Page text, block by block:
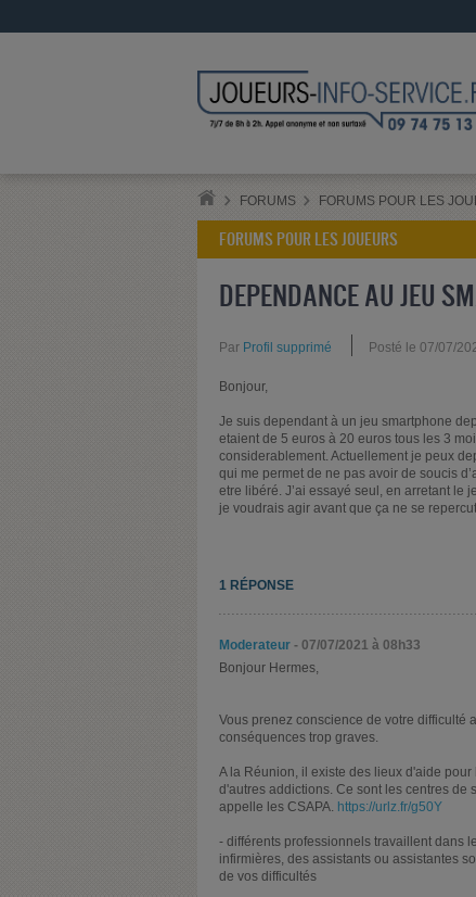
FORUMS FORUMS POUR LES
FORUMS POUR LES JOUEURS
DEPENDANCE AU JEU
Par Profil supprimé Posté le 07/07/
Bonjour,
Je suis dependant à un jeu smartphone
etaient de 5 euros à 20 euros tous les 3
considerablement. Actuellement je peux
qui me permet de ne pas avoir de soucis
etre libéré. J’ai essayé seul, en arretant le
je voudrais agir avant que ça ne se
1 RÉPONSE
Moderateur - 07/07/2021 à 08h33
Bonjour Hermes,
Vous prenez conscience de votre difficulté
conséquences trop graves.
A la Réunion, il existe des lieux d'aide
d'autres addictions. Ce sont les centres
appelle les CSAPA. https://urlz.fr/g50Y
- différents professionnels travaillent dans
infirmières, des assistants ou assistantes
de vos difficultés